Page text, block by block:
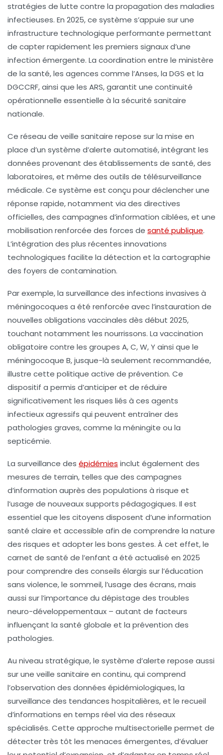
stratégies de lutte contre la propagation des maladies
infectieuses. En 2025, ce système s’appuie sur une
infrastructure technologique performante permettant
de capter rapidement les premiers signaux d’une
infection émergente. La coordination entre le ministère
de la santé, les agences comme l’Anses, la DGS et la
DGCCRF, ainsi que les ARS, garantit une continuité
opérationnelle essentielle à la sécurité sanitaire
nationale.
Ce réseau de veille sanitaire repose sur la mise en
place d’un système d’alerte automatisé, intégrant les
données provenant des établissements de santé, des
laboratoires, et même des outils de télésurveillance
médicale. Ce système est conçu pour déclencher une
réponse rapide, notamment via des directives
officielles, des campagnes d’information ciblées, et une
mobilisation renforcée des forces de santé publique.
L’intégration des plus récentes innovations
technologiques facilite la détection et la cartographie
des foyers de contamination.
Par exemple, la surveillance des infections invasives à
méningocoques a été renforcée avec l’instauration de
nouvelles obligations vaccinales dès début 2025,
touchant notamment les nourrissons. La vaccination
obligatoire contre les groupes A, C, W, Y ainsi que le
méningocoque B, jusque-là seulement recommandée,
illustre cette politique active de prévention. Ce
dispositif a permis d’anticiper et de réduire
significativement les risques liés à ces agents
infectieux agressifs qui peuvent entraîner des
pathologies graves, comme la méningite ou la
septicémie.
La surveillance des épidémies inclut également des
mesures de terrain, telles que des campagnes
d’information auprès des populations à risque et
l’usage de nouveaux supports pédagogiques. Il est
essentiel que les citoyens disposent d’une information
santé claire et accessible afin de comprendre la nature
des risques et adopter les bons gestes. À cet effet, le
carnet de santé de l’enfant a été actualisé en 2025
pour comprendre des conseils élargis sur l’éducation
sans violence, le sommeil, l’usage des écrans, mais
aussi sur l’importance du dépistage des troubles
neuro-développementaux – autant de facteurs
influençant la santé globale et la prévention des
pathologies.
Au niveau stratégique, le système d’alerte repose aussi
sur une veille sanitaire en continu, qui comprend
l’observation des données épidémiologiques, la
surveillance des tendances hospitalières, et le recueil
d’informations en temps réel via des réseaux
spécialisés. Cette approche multisectorielle permet de
détecter très tôt les menaces émergentes, d’évaluer